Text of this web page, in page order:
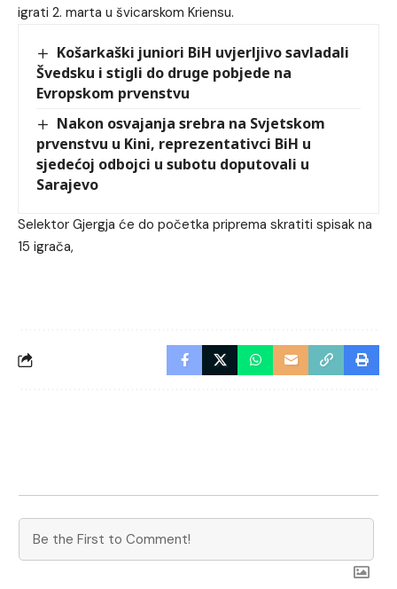
igrati 2. marta u švicarskom Kriensu.
Košarkaški juniori BiH uvjerljivo savladali
Švedsku i stigli do druge pobjede na
Evropskom prvenstvu
Nakon osvajanja srebra na Svjetskom
prvenstvu u Kini, reprezentativci BiH u
sjedećoj odbojci u subotu doputovali u
Sarajevo
Selektor Gjergja će do početka priprema skratiti spisak na
15 igrača,